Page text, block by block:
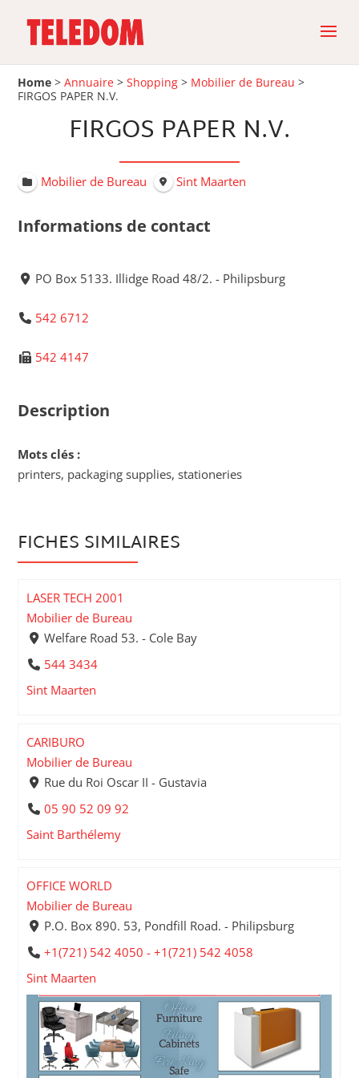
Home >Annuaire >Shopping > Mobilier de Bureau >
FIRGOS PAPER N.V.
FIRGOS PAPER N.V.
Mobilier de Bureau Sint Maarten
Informations de contact
PO Box 5133. Illidge Road 48/2. - Philipsburg
542 6712
542 4147
Description
Mots clés :
printers, packaging supplies, stationeries
FICHES SIMILAIRES
LASER TECH 2001
Mobilier de Bureau
Welfare Road 53. - Cole Bay
544 3434
Sint Maarten
CARIBURO
Mobilier de Bureau
Rue du Roi Oscar II - Gustavia
05 90 52 09 92
Saint Barthélemy
OFFICE WORLD
Mobilier de Bureau
P.O. Box 890. 53, Pondfill Road. - Philipsburg
+1(721) 542 4050 - +1(721) 542 4058
Sint Maarten